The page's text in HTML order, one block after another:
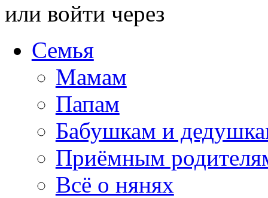
или войти через
Семья
Мамам
Папам
Бабушкам и
Приёмным
Всё о нянях